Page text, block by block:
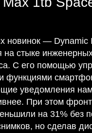
новинок — Dynamic
на стыке
С его помощью
функциями
уведомления
При этом
на 31% без
но сделав